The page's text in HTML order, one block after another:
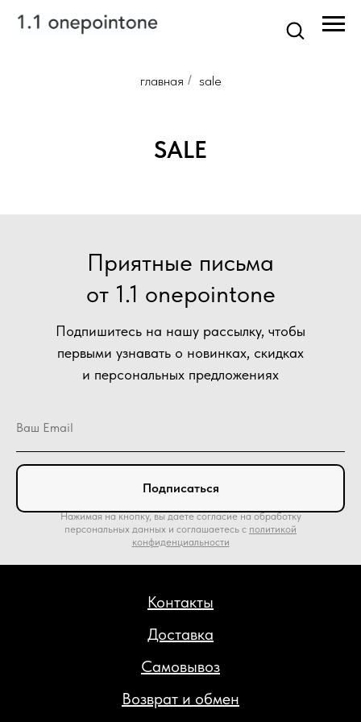
главная / sale
SALE
Подпишитесь на нашу рассылку, чтобы
первыми узнавать о новинках, скидках
и персональных предложениях
Приятные письма
от 1.1 onepointone
Подписаться
Доставка
Возврат и обмен
Самовывоз
Контакты
Нажимая на кнопку, вы даете согласие на обработку
персональных данных и соглашаетесь c политикой
конфиденциальности